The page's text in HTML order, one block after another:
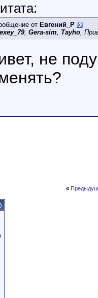
от Евгений_Р
, Gera-sim, Tayho,
не
«